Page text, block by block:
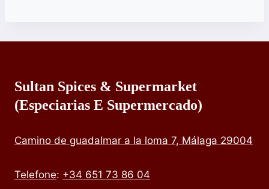
Sultan Spices & Supermarket
(especiarias E Supermercado)
Camino de guadalmar a la loma 7, Málaga 29004
Telefone: +34 651 73 86 04